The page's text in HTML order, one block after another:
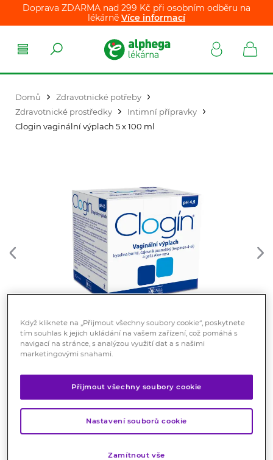
Doprava ZDARMA nad 299 Kč při osobním odběru na
lékárně Více informací
Domů
Zdravotnické potřeby
Zdravotnické prostředky
Intimní přípravky
Clogin vaginální výplach 5 x 100 ml
Clogin vaginální výplach 5 x 100
ml
Zdravotnický prostředek
Rychle zmírňuje svědění a pálení v pochvě.
Když kliknete na „Přijmout všechny soubory cookie“, poskytnete
tím souhlas k jejich ukládání na vašem zařízení, což pomáhá s
navigací na stránce, s analýzou využití dat a s našimi
marketingovými snahami.
Přijmout všechny soubory cookie
Nastavení souborů cookie
Zamítnout vše